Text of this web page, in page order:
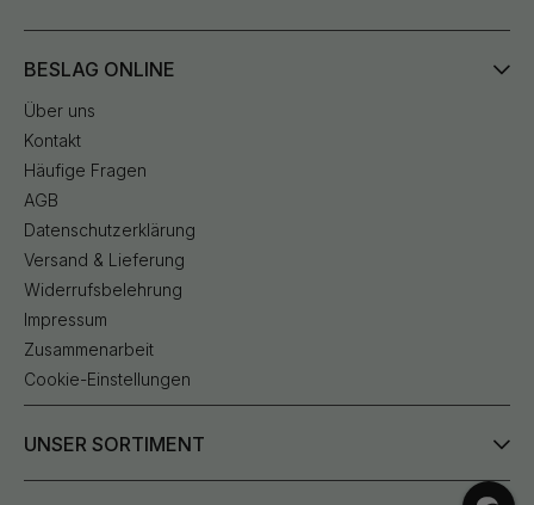
BESLAG ONLINE
Über uns
Kontakt
Häufige Fragen
AGB
Datenschutzerklärung
Versand & Lieferung
Widerrufsbelehrung
Impressum
Zusammenarbeit
Cookie-Einstellungen
UNSER SORTIMENT